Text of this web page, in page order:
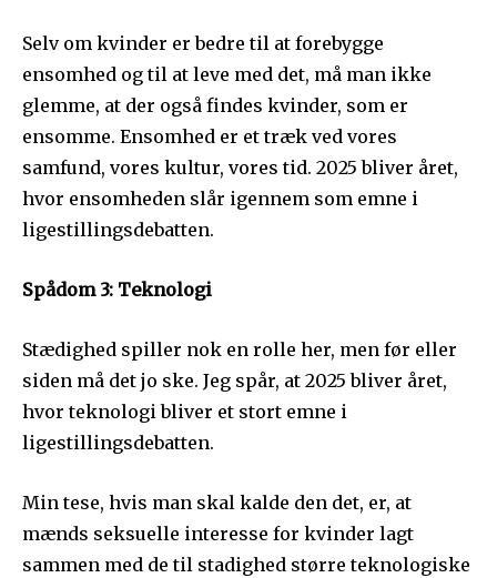
Selv om kvinder er bedre til at forebygge
ensomhed og til at leve med det, må man ikke
glemme, at der også findes kvinder, som er
ensomme. Ensomhed er et træk ved vores
samfund, vores kultur, vores tid. 2025 bliver året,
hvor ensomheden slår igennem som emne i
ligestillingsdebatten.
Spådom 3: Teknologi
Stædighed spiller nok en rolle her, men før eller
siden må det jo ske. Jeg spår, at 2025 bliver året,
hvor teknologi bliver et stort emne i
ligestillingsdebatten.
Min tese, hvis man skal kalde den det, er, at
mænds seksuelle interesse for kvinder lagt
sammen med de til stadighed større teknologiske